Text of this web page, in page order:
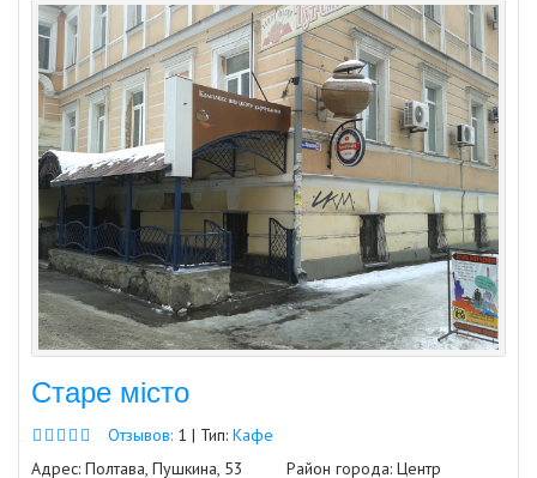
Старе місто
Отзывов: 1 | Тип: Кафе
Адрес: Полтава, Пушкина, 53
Район города: Центр